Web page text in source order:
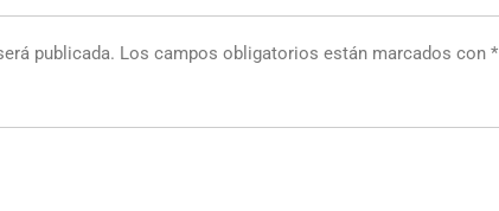
publicada. Los campos obligatorios están marcados con *